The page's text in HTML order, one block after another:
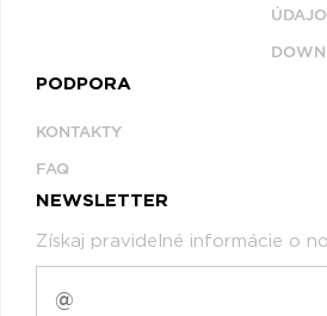
PODPORA
KONTAKTY
FAQ
NEWSLETTER
Získaj pravidelné informácie o